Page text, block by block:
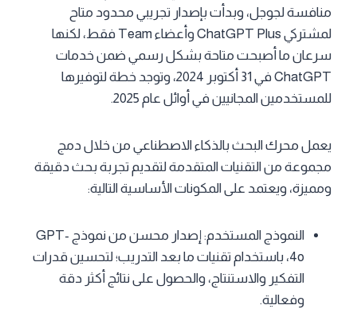
منافسة لجوجل، وبدأت بإصدار تجريبي محدود متاح
لمشتركي ChatGPT Plus وأعضاء Team فقط، لكنها
سرعان ما أصبحت متاحة بشكل رسمي ضمن خدمات
ChatGPT في 31 أكتوبر 2024، وتوجد خطة لتوفيرها
للمستخدمين المجانيين في أوائل عام 2025.
يعمل محرك البحث بالذكاء الاصطناعي من خلال دمج
مجموعة من التقنيات المتقدمة لتقديم تجربة بحث دقيقة
ومميزة، ويعتمد على المكونات الأساسية التالية:
النموذج المستخدم: إصدار محسن من نموذج GPT-
4o، باستخدام تقنيات ما بعد التدريب؛ لتحسين قدرات
التفكير والاستنتاج، والحصول على نتائج أكثر دقة
وفعالية.